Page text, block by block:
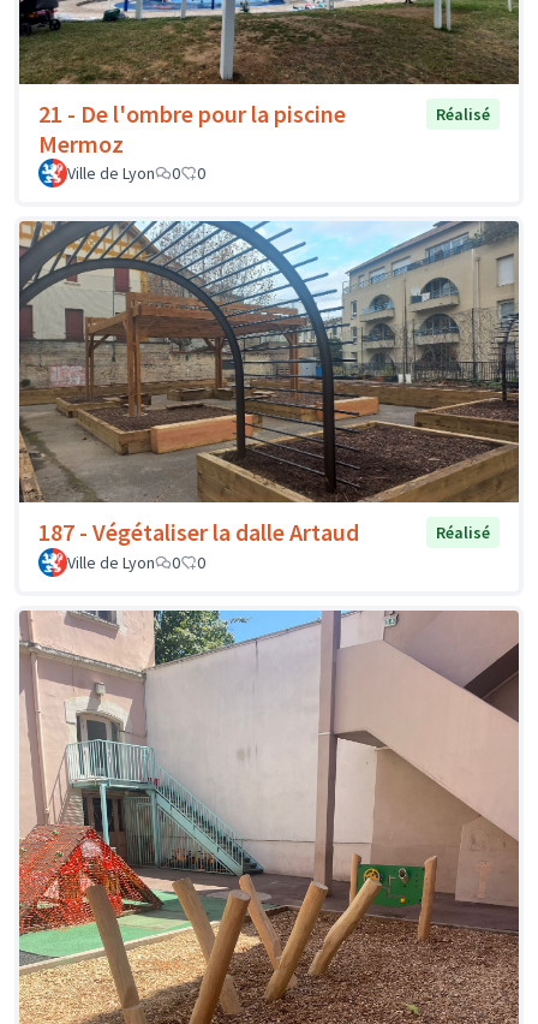
21 - De l'ombre pour la piscine
Mermoz
Réalisé
Ville de Lyon 0 0
187 - Végétaliser la dalle Artaud
Réalisé
Ville de Lyon
0 0